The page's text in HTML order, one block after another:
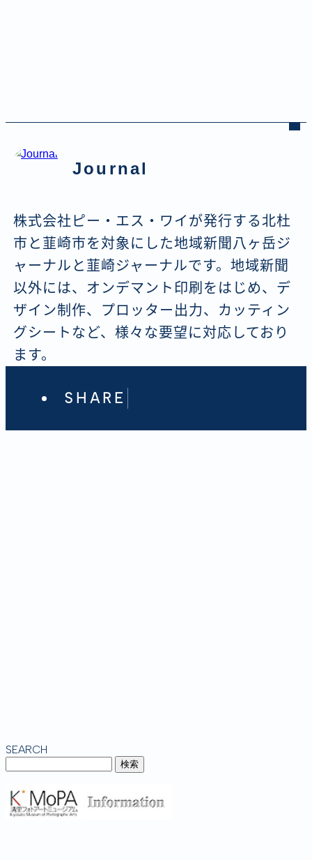
Journal
株式会社ピー・エス・ワイが発行する北杜
市と韮崎市を対象にした地域新聞八ヶ岳ジ
ャーナルと韮崎ジャーナルです。地域新聞
以外には、オンデマント印刷をはじめ、デ
ザイン制作、プロッター出力、カッティン
グシートなど、様々な要望に対応しており
ます。
SHARE
SEARCH